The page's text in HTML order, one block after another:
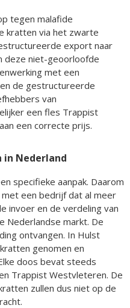
tegen malafide
kratten via het zwarte
export naar
deze niet-geoorloofde
met een
de gestructureerde
van
een fles Trappist
een correcte prijs.
Nederland
specifieke aanpak. Daarom
een bedrijf dat al meer
invoer en de verdeling van
Nederlandse markt. De
ontvangen. In Hulst
genomen en
doos bevat steeds
Trappist Westvleteren. De
zullen dus niet op de